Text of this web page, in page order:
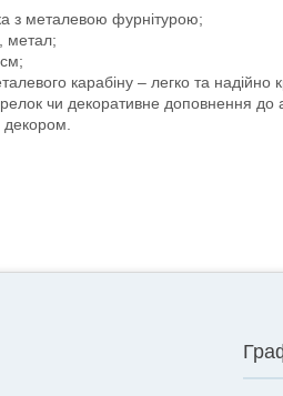
з металевою фурнітурою;
метал;
карабіну – легко та надійно
чи декоративне доповнення до